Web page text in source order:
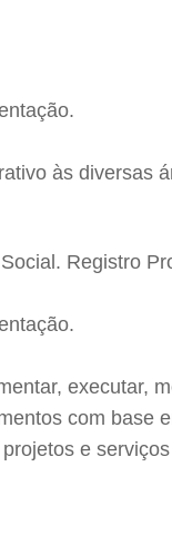
às diversas
Registro
executar,
com
e